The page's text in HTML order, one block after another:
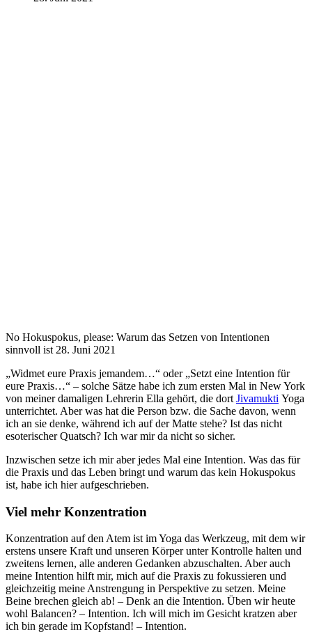
No Hokuspokus, please: Warum das Setzen von Intentionen
sinnvoll ist 28. Juni 2021
„Widmet eure Praxis jemandem…“ oder „Setzt eine Intention für
eure Praxis…“ – solche Sätze habe ich zum ersten Mal in New York
von meiner damaligen Lehrerin Ella gehört, die dort Jivamukti Yoga
unterrichtet. Aber was hat die Person bzw. die Sache davon, wenn
ich an sie denke, während ich auf der Matte stehe? Ist das nicht
esoterischer Quatsch? Ich war mir da nicht so sicher.
Inzwischen setze ich mir aber jedes Mal eine Intention. Was das für
die Praxis und das Leben bringt und warum das kein Hokuspokus
ist, habe ich hier aufgeschrieben.
Viel mehr Konzentration
Konzentration auf den Atem ist im Yoga das Werkzeug, mit dem wir
erstens unsere Kraft und unseren Körper unter Kontrolle halten und
zweitens lernen, alle anderen Gedanken abzuschalten. Aber auch
meine Intention hilft mir, mich auf die Praxis zu fokussieren und
gleichzeitig meine Anstrengung in Perspektive zu setzen. Meine
Beine brechen gleich ab! – Denk an die Intention. Üben wir heute
wohl Balancen? – Intention. Ich will mich im Gesicht kratzen aber
ich bin gerade im Kopfstand! – Intention.